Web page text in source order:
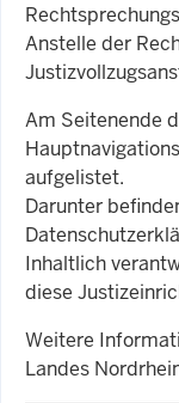
Anstelle der
Am Seitenende
aufgelistet.
Darunter
Inhaltlich
diese
Weitere
Landes